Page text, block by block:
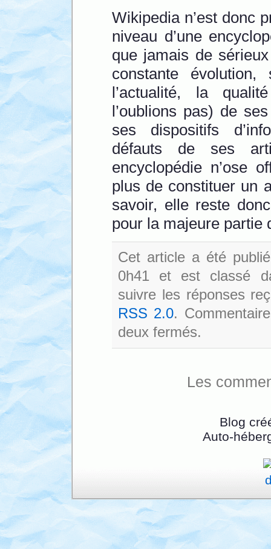
Wikipedia n’est donc
niveau d’une
que jamais de
constante
l’actualité, la
l’oublions pas) de
ses dispositifs
défauts de ses
encyclopédie n’ose
plus de constituer un
savoir, elle reste
pour la majeure partie
Cet article a été
0h41 et est classé
suivre les réponses
RSS 2.0.
deux fermés.
Les
Blog
Auto-